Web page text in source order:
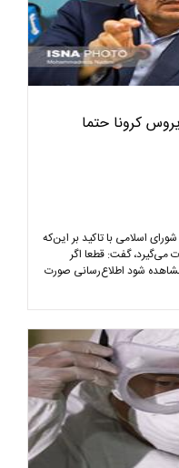
کرونا حتما
اسلامی با تاکید بر این‌که
می‌گیرد، گفت: قطعا اگر
مشاهده شود اطلاع‌رسانی صورت